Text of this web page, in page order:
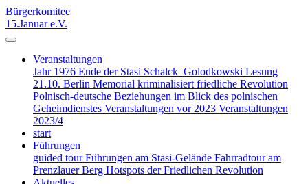
Bürgerkomitee
15.Januar e.V.
Veranstaltungen
Jahr 1976 Ende der Stasi Schalck_Golodkowski Lesung
21.10. Berlin Memorial kriminalisiert friedliche Revolution
Polnisch-deutsche Beziehungen im Blick des polnischen
Geheimdienstes Veranstaltungen vor 2023 Veranstaltungen
2023/4
start
Führungen
guided tourFührungen am Stasi-Gelände Fahrradtour am
Prenzlauer Berg Hotspots der Friedlichen Revolution